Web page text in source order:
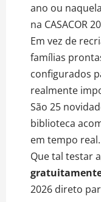
ano ou
na CASACOR
Em vez de
famílias
configurados
realmente
São 25
biblioteca
em tempo real.
Que tal testar
2026 direto